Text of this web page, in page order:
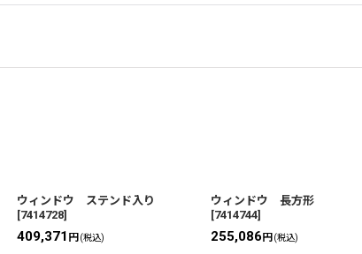
ウィンドウ ステンド入り
[7414728]
409,371 円 (税込)
ウィンドウ 長方形
[7414744]
255,086 円 (税込)